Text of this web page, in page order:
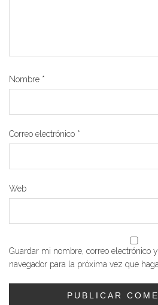
Nombre *
Correo electrónico *
Web
Guardar mi nombre, correo electrónico
navegador para la próxima vez que